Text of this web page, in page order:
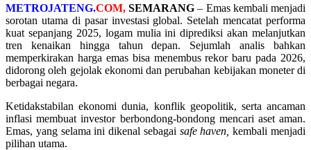
METROJATENG.COM, SEMARANG – Emas kembali menjadi
sorotan utama di pasar investasi global. Setelah mencatat performa
kuat sepanjang 2025, logam mulia ini diprediksi akan melanjutkan
tren kenaikan hingga tahun depan. Sejumlah analis bahkan
memperkirakan harga emas bisa menembus rekor baru pada 2026,
didorong oleh gejolak ekonomi dan perubahan kebijakan moneter di
berbagai negara.
Ketidakstabilan ekonomi dunia, konflik geopolitik, serta ancaman
inflasi membuat investor berbondong-bondong mencari aset aman.
Emas, yang selama ini dikenal sebagai safe haven, kembali menjadi
pilihan utama.